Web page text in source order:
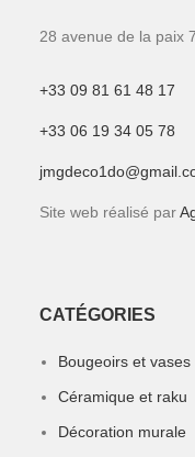
28 avenue de la paix
+33 09 81 61 48 17
+33 06 19 34 05 78
Site web réalisé par
CATÉGORIES
Bougeoirs et vases
Céramique et raku
Décoration murale